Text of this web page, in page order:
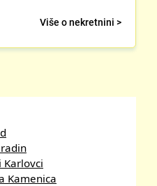
Više o nekretnini >
Karlovci
Kamenica